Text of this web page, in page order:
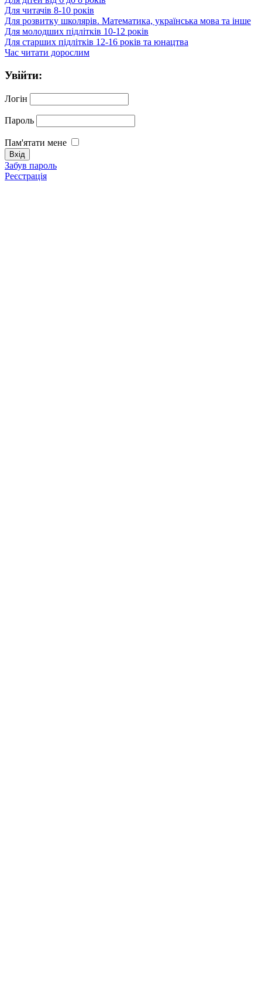
Для читачів 8-10 років
Для розвитку школярів. Математика, українська мова та інше
Для молодших підлітків 10-12 років
Для старших підлітків 12-16 років та юнацтва
Час читати дорослим
Увійти:
Логін
Пароль
Пам'ятати мене
Забув пароль
Реєстрація